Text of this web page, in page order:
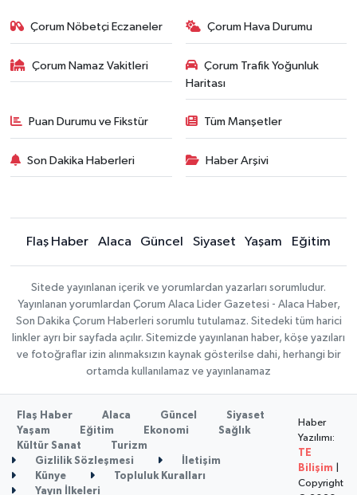
Çorum Nöbetçi Eczaneler Çorum Hava Durumu
Çorum Namaz Vakitleri
Çorum Trafik Yoğunluk
Haritası
Puan Durumu ve Fikstür Tüm Manşetler
Son Dakika Haberleri Haber Arşivi
Flaş Haber Alaca Güncel Siyaset Yaşam Eğitim
Sitede yayınlanan içerik ve yorumlardan yazarları sorumludur.
Yayınlanan yorumlardan Çorum Alaca Lider Gazetesi - Alaca Haber,
Son Dakika Çorum Haberleri sorumlu tutulamaz. Sitedeki tüm harici
linkler ayrı bir sayfada açılır. Sitemizde yayınlanan haber, köşe yazıları
ve fotoğraflar izin alınmaksızın kaynak gösterilse dahi, herhangi bir
ortamda kullanılamaz ve yayınlanamaz
Flaş Haber Alaca Güncel
Siyaset
Yaşam
Eğitim Ekonomi
Sağlık
Kültür Sanat
Turizm
Gizlilik Sözleşmesi
İletişim
Künye
Topluluk Kuralları
Yayın İlkeleri
Haber
Yazılımı:
TE
Bilişim
Copyright